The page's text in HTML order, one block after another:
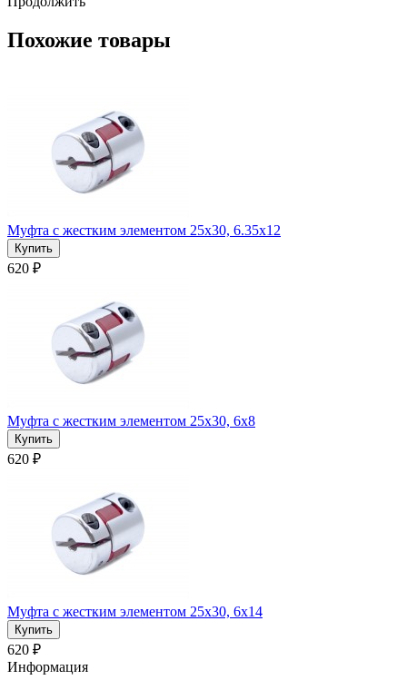
Похожие товары
Муфта с жестким элементом 25x30, 6.35x12
620 ₽
Муфта с жестким элементом 25x30, 6x8
620 ₽
Муфта с жестким элементом 25x30, 6x14
620 ₽
Информация